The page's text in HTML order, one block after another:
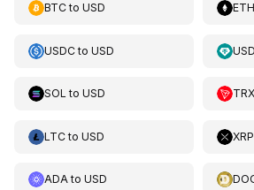
BTCto USD ETH
USDCto USD
SOL to USD TRX
LTCto USD XRP
ADAto USD